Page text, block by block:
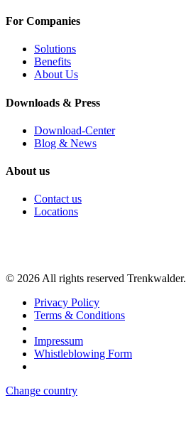
For Companies
Solutions
Benefits
About Us
Downloads & Press
Download-Center
Blog & News
About us
Contact us
Locations
© 2026 All rights reserved Trenkwalder.
Privacy Policy
Terms & Conditions
Impressum
Whistleblowing Form
Change country